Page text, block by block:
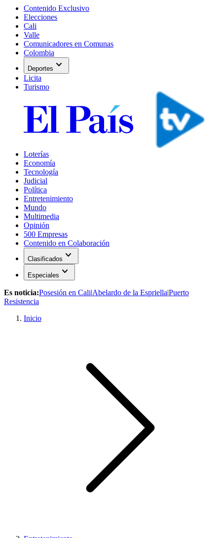
Contenido Exclusivo
Elecciones
Cali
Valle
Comunicadores en Comunas
Colombia
Deportes expand_more
Licita
Turismo
Loterías
Economía
Tecnología
Judicial
Política
Entretenimiento
Mundo
Multimedia
Opinión
500 Empresas
Contenido en Colaboración
Clasificados expand_more
Especiales expand_more
Es noticia:Posesión en Cali|Abelardo de la Espriella|Puerto
Resistencia
Inicio